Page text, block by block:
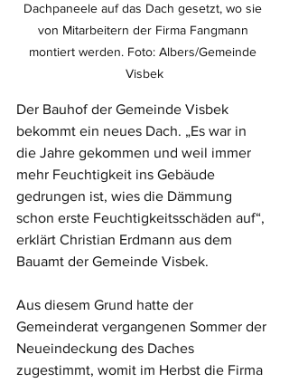
Dachpaneele auf das Dach gesetzt, wo sie
von Mitarbeitern der Firma Fangmann
montiert werden. Foto: Albers/Gemeinde
Visbek
Der Bauhof der Gemeinde Visbek
bekommt ein neues Dach. „Es war in
die Jahre gekommen und weil immer
mehr Feuchtigkeit ins Gebäude
gedrungen ist, wies die Dämmung
schon erste Feuchtigkeitsschäden auf“,
erklärt Christian Erdmann aus dem
Bauamt der Gemeinde Visbek.
Aus diesem Grund hatte der
Gemeinderat vergangenen Sommer der
Neueindeckung des Daches
zugestimmt, womit im Herbst die Firma